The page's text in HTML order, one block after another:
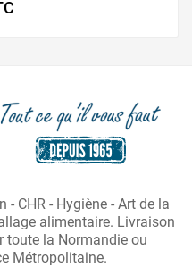
CHR - Hygiène - Art de la
alimentaire. Livraison
toute la Normandie ou
Métropolitaine.